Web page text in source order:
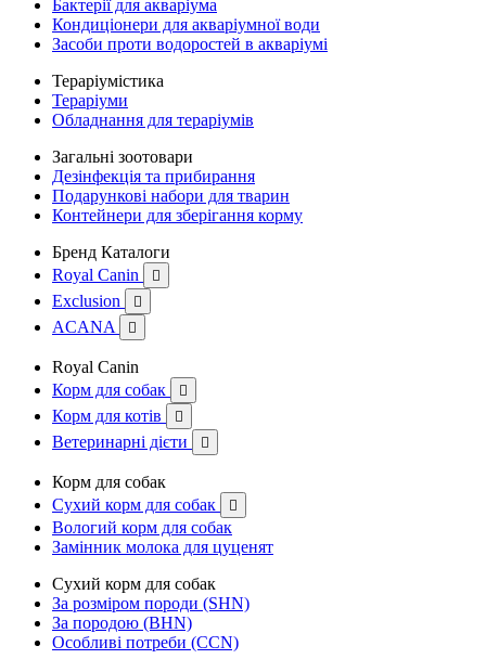
Бактерії для акваріума
Кондиціонери для акваріумної води
Засоби проти водоростей в акваріумі
Тераріумістика
Тераріуми
Обладнання для тераріумів
Загальні зоотовари
Дезінфекція та прибирання
Подарункові набори для тварин
Контейнери для зберігання корму
Бренд Каталоги
Royal Canin

Exclusion 
ACANA 
Royal Canin
Корм для собак

Корм для котів 
Ветеринарні дієти 
Корм для собак
Сухий корм для собак

Вологий корм для собак
Замінник молока для цуценят
Сухий корм для собак
За розміром породи (SHN)
За породою (BHN)
Особливі потреби (CCN)